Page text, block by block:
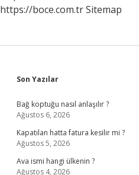
https://boce.com.trSitemap
Sidebar
Son Yazılar
Bağ koptuğu nasıl anlaşılır ?
Ağustos 6, 2026
Kapatılan hatta fatura kesilir mi ?
Ağustos 5, 2026
Ava ismi hangi ülkenin ?
Ağustos 4, 2026